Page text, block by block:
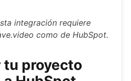
integración requiere
como de HubSpot.
tu proyecto